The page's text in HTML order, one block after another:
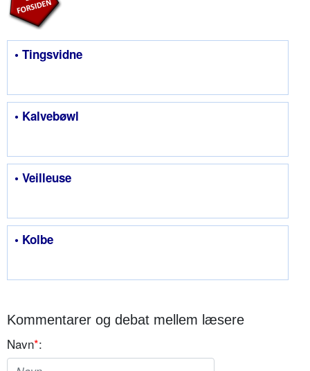
• Tingsvidne
• Kalvebøwl
• Veilleuse
• Kolbe
Kommentarer og debat mellem læsere
Navn*: